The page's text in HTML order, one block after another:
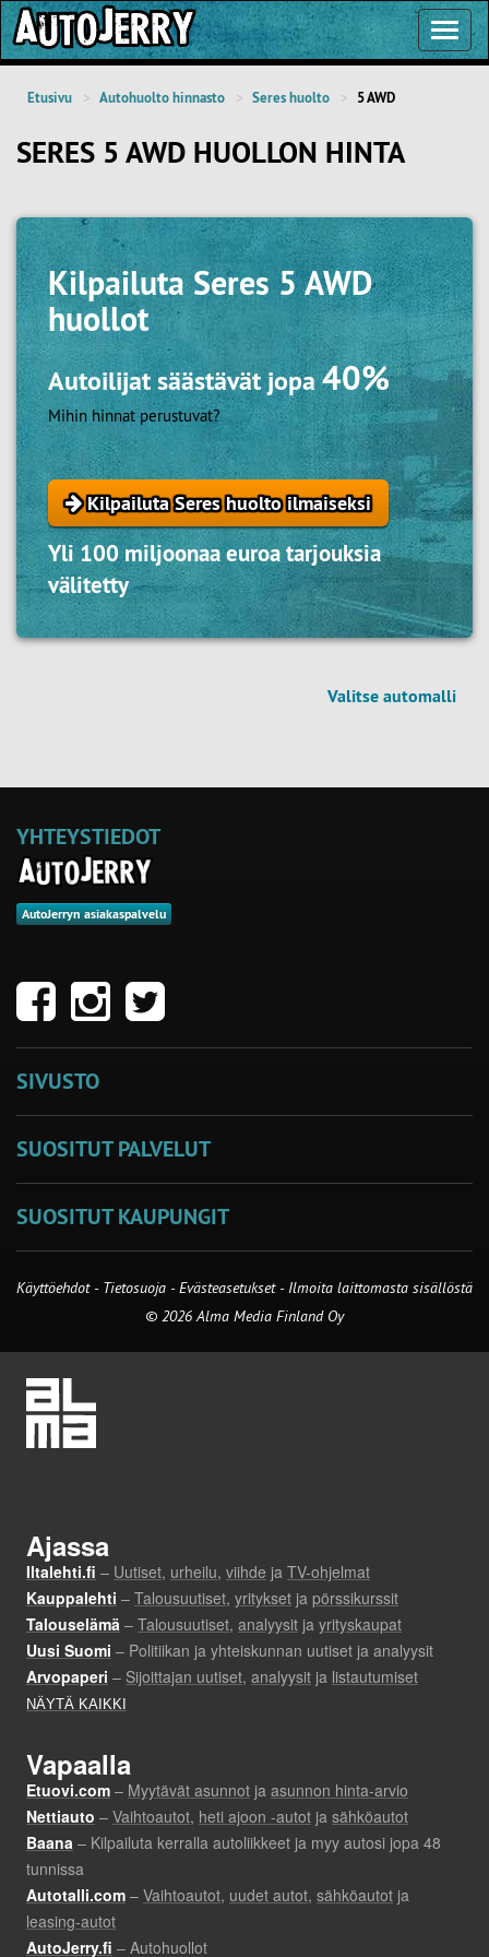
Etusivu Autohuolto hinnasto Seres huolto 5 AWD
SERES 5 AWD HUOLLON HINTA
KilpailutaSeres 5 AWD
huollot
Autoilijat säästävät jopa40%
Mihin hinnat perustuvat?
Kilpailuta Seres huolto ilmaiseksi
Yli 100 miljoonaa euroa tarjouksia
välitetty
Valitse automalli
YHTEYSTIEDOT
AutoJerryn asiakaspalvelu
SIVUSTO
SUOSITUT PALVELUT
SUOSITUT KAUPUNGIT
Käyttöehdot - Tietosuoja -Evästeasetukset- Ilmoita laittomasta sisällöstä
© 2026 Alma Media Finland Oy